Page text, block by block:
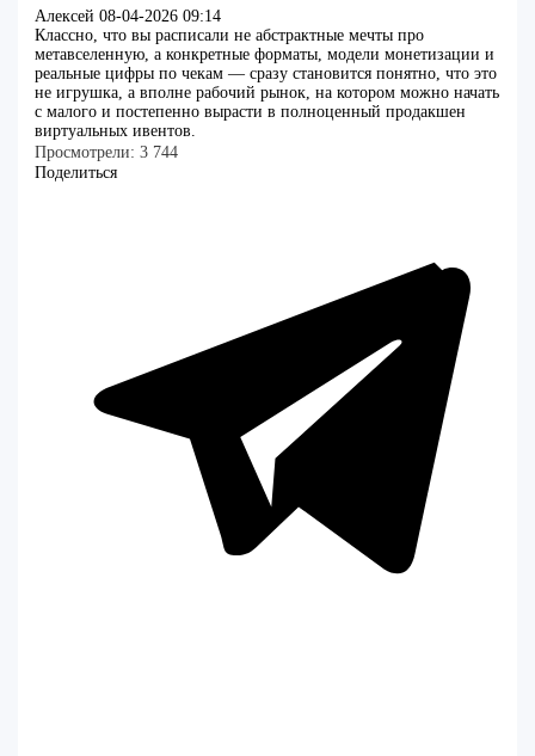
Алексей 08-04-2026 09:14
Классно, что вы расписали не абстрактные мечты про
метавселенную, а конкретные форматы, модели монетизации и
реальные цифры по чекам — сразу становится понятно, что это
не игрушка, а вполне рабочий рынок, на котором можно начать
с малого и постепенно вырасти в полноценный продакшен
виртуальных ивентов.
Просмотрели: 3 744
Поделиться